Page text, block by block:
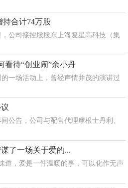
合计74万股
公司接控股股东上海复星高科技（集
看待“创业闹”余小丹
一场活动上，曾经声情并茂的演讲过
公告，公司与配售代理摩根士丹利、
了一场关于爱的...
道，爱是一件温暖的事，可以化作无声